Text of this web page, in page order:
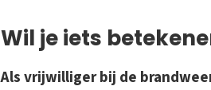
Wil je iets
Als vrijwilliger bij de